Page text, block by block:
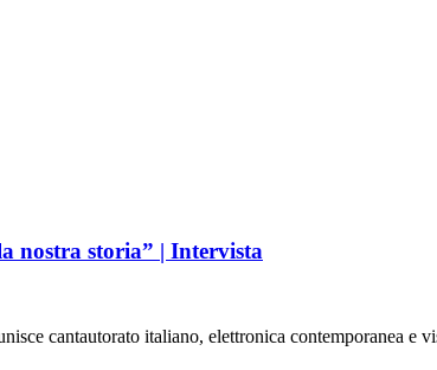
nostra storia” | Intervista
cantautorato italiano, elettronica contemporanea e